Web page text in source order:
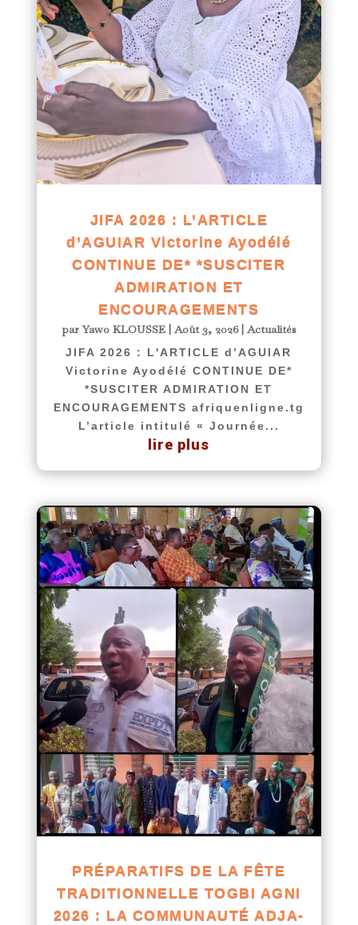
JIFA 2026 : L’ARTICLE
d’AGUIAR Victorine Ayodélé
CONTINUE DE* *SUSCITER
ADMIRATION ET
ENCOURAGEMENTS
parYawo KLOUSSE|Août 3, 2026|Actualités
JIFA 2026 : L'ARTICLE d’AGUIAR
Victorine Ayodélé CONTINUE DE*
*SUSCITER ADMIRATION ET
ENCOURAGEMENTS afriquenligne.tg
L’article intitulé « Journée...
lire plus
PRÉPARATIFS DE LA FÊTE
TRADITIONNELLE TOGBI AGNI
2026 : LA COMMUNAUTÉ ADJA-